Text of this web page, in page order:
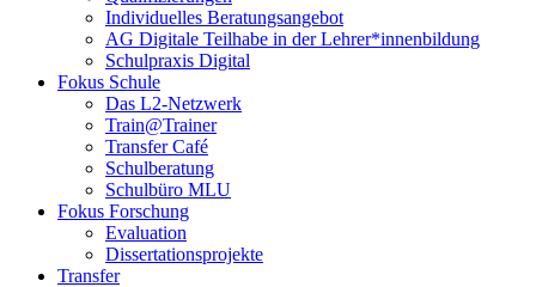
Individuelles Beratungsangebot
AG Digitale Teilhabe in der Lehrer*innenbildung
Schulpraxis Digital
Fokus Schule
Das L2-Netzwerk
Train@Trainer
Transfer Café
Schulberatung
Schulbüro MLU
Fokus Forschung
Evaluation
Dissertationsprojekte
Transfer